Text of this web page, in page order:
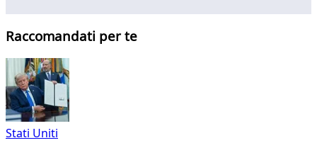
Raccomandati per te
Stati Uniti